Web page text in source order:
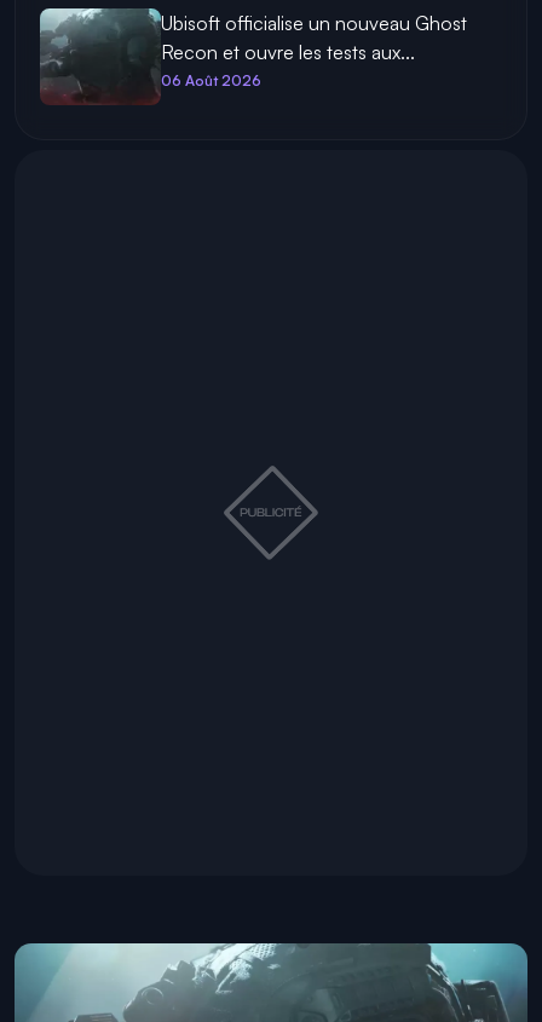
Ubisoft officialise un nouveau Ghost
Recon et ouvre les tests aux...
06 Août 2026